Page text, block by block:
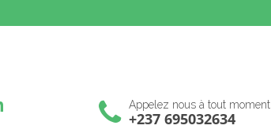
Appelez nous à tout moment
+237 695032634